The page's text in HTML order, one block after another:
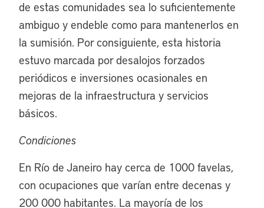
de estas comunidades sea lo suficientemente
ambiguo y endeble como para mantenerlos en
la sumisión. Por consiguiente, esta historia
estuvo marcada por desalojos forzados
periódicos e inversiones ocasionales en
mejoras de la infraestructura y servicios
básicos.
Condiciones
En Río de Janeiro hay cerca de 1000 favelas,
con ocupaciones que varían entre decenas y
200 000 habitantes. La mayoría de los